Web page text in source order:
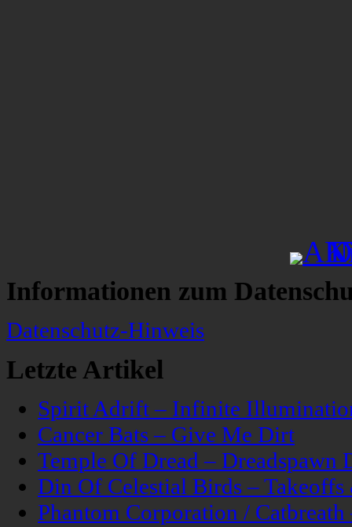
Informationen zum
Datenschutz-Hinweis
Letzte Artikel
Spirit Adrift – Infinite
Cancer Bats – Give Me Dirt
Temple Of Dread – Dreadspawn
Din Of Celestial Birds –
Phantom Corporation /